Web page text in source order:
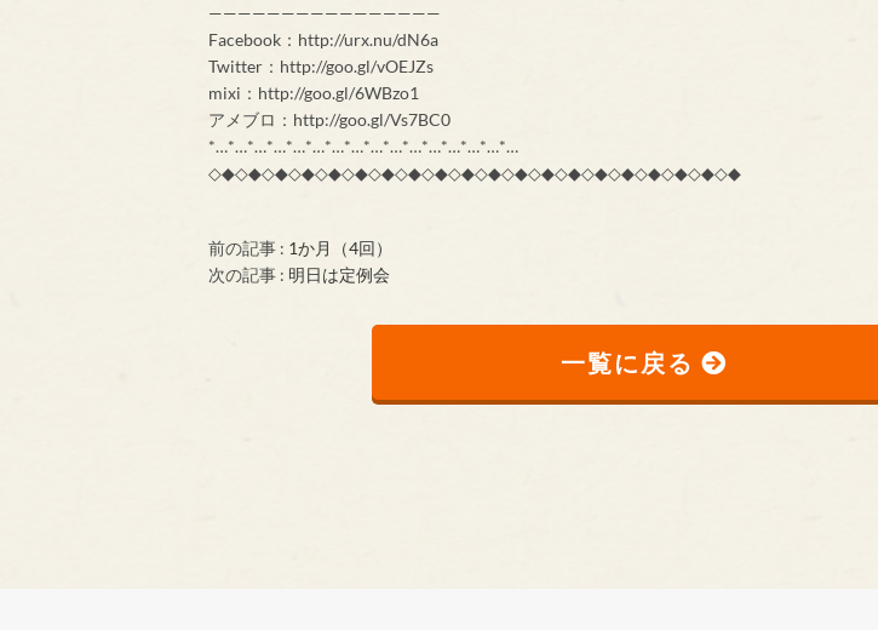
————————————————
Facebook：http://urx.nu/dN6a
Twitter：http://goo.gl/vOEJZs
mixi：http://goo.gl/6WBzo1
アメブロ：http://goo.gl/Vs7BC0
*…*…*…*…*…*…*…*…*…*…*…*…*…*…*…*…
◇◆◇◆◇◆◇◆◇◆◇◆◇◆◇◆◇◆◇◆◇◆◇◆◇◆◇◆◇◆◇◆◇◆◇◆◇◆◇◆
前の記事 : 1か月（4回）
次の記事 : 明日は定例会
一覧に戻る